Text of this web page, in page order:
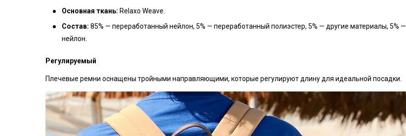
Основная ткань: Relaxo Weave.
Состав: 85% — переработанный нейлон, 5% — переработанный полиэстер, 5% — другие материалы, 5% —
нейлон.
Регулируемый
Плечевые ремни оснащены тройными направляющими, которые регулируют длину для идеальной посадки.